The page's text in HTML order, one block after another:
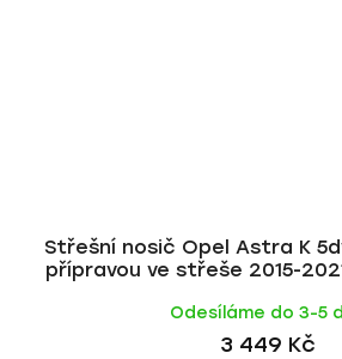
Střešní nosič Opel Astra K
přípravou ve střeše 2015-
Odesíláme do 3-5
3 449 Kč